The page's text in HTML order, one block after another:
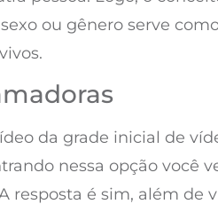
ou gênero serve
da grade inicial de
nessa opção você
resposta é sim, além